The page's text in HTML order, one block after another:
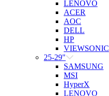
LENOVO
ACER
AOC
DELL
HP
VIEWSONIC
25-29"
SAMSUNG
MSI
HyperX
LENOVO